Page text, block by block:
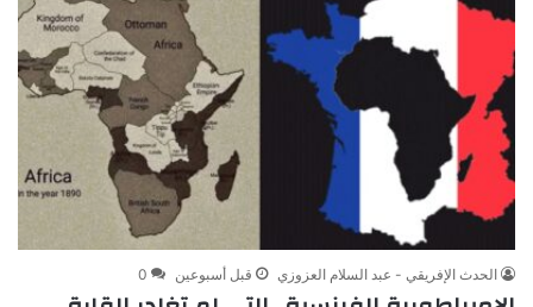
الحدث الإفريقي - عبد السلام العزوزي قبل أسبوعين 0